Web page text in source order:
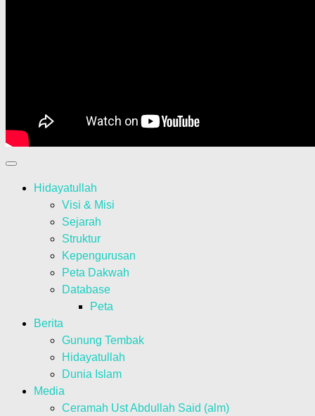
Hidayatullah
Visi & Misi
Sejarah
Struktur
Kepengurusan
Peta Dakwah
Database
Peta
Berita
Gunung Tembak
Hidayatullah
Dunia Islam
Media
Ceramah Ust Abdullah Said (alm)